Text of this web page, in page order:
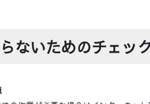
ないためのチェッ